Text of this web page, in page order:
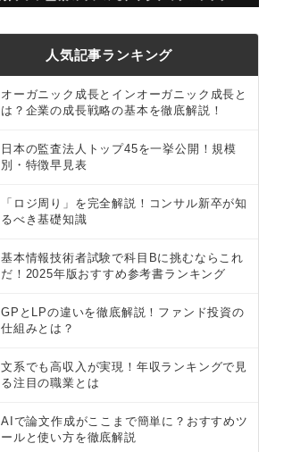
人気記事ランキング
オーガニック成長とインオーガニック成長と
は？企業の成長戦略の基本を徹底解説！
日本の監査法人トップ45を一挙公開！規模
別・特徴早見表
「ロジ周り」を完全解説！コンサル新卒が知
るべき基礎知識
基本情報技術者試験で科目Bに挑むならこれ
だ！2025年版おすすめ参考書ランキング
GPとLPの違いを徹底解説！ファンド投資の
仕組みとは？
文系でも高収入が実現！年収ランキングで見
る注目の職業とは
AIで論文作成がここまで簡単に？おすすめツ
ールと使い方を徹底解説